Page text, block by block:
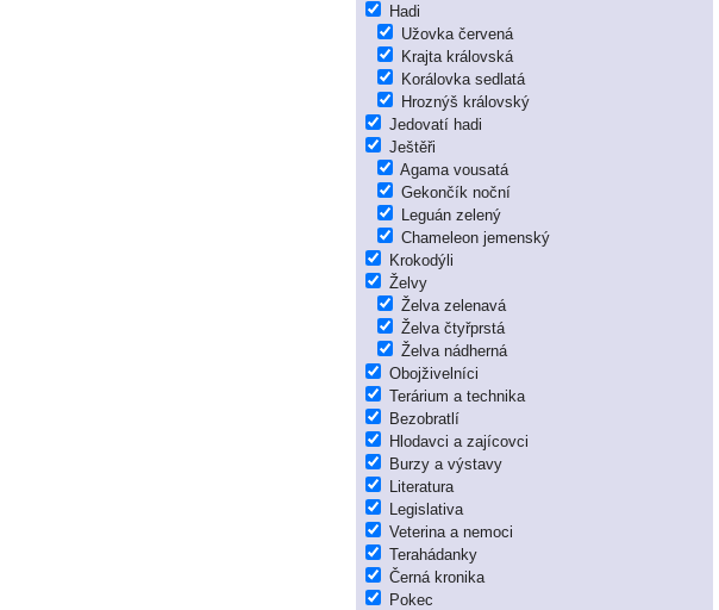
Hadi
Užovka červená
Krajta královská
Korálovka sedlatá
Hroznýš královský
Jedovatí hadi
Ještěři
Agama vousatá
Gekončík noční
Leguán zelený
Chameleon jemenský
Krokodýli
Želvy
Želva zelenavá
Želva čtyřprstá
Želva nádherná
Obojživelníci
Terárium a technika
Bezobratlí
Hlodavci a zajícovci
Burzy a výstavy
Literatura
Legislativa
Veterina a nemoci
Terahádanky
Černá kronika
Pokec